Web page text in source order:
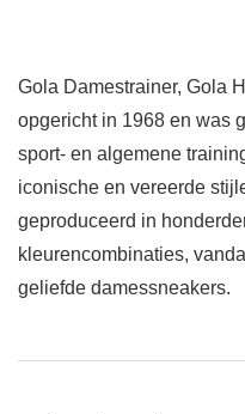
Gola Damestrainer, Gola
opgericht in 1968 en was
sport- en algemene
iconische en vereerde
geproduceerd in
kleurencombinaties,
geliefde damessneakers.